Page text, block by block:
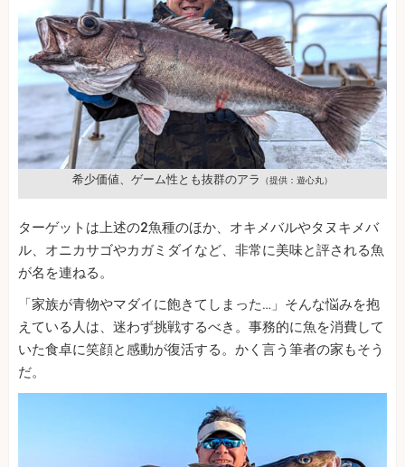
希少価値、ゲーム性とも抜群のアラ （提供：遊心丸）
ターゲットは上述の2魚種のほか、オキメバルやタヌキメバ
ル、オニカサゴやカガミダイなど、非常に美味と評される魚
が名を連ねる。
「家族が青物やマダイに飽きてしまった…」そんな悩みを抱
えている人は、迷わず挑戦するべき。事務的に魚を消費して
いた食卓に笑顔と感動が復活する。かく言う筆者の家もそう
だ。